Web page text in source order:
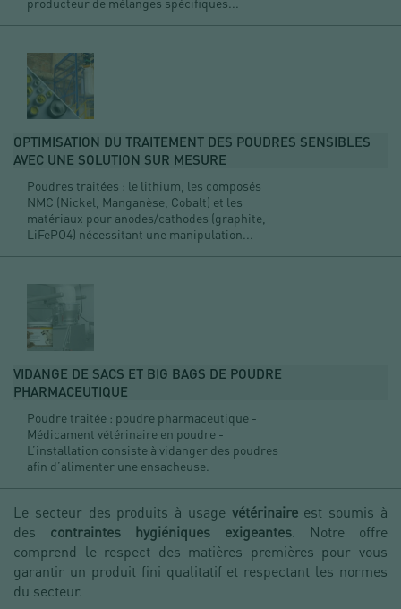
OPTIMISATION DU TRAITEMENT DES POUDRES SENSIBLES
AVEC UNE SOLUTION SUR MESURE
Poudres traitées : le lithium, les composés
NMC (Nickel, Manganèse, Cobalt) et les
matériaux pour anodes/cathodes (graphite,
LiFePO4) nécessitant une manipulation...
VIDANGE DE SACS ET BIG BAGS DE POUDRE
PHARMACEUTIQUE
Poudre traitée : poudre pharmaceutique -
Médicament vétérinaire en poudre -
L’installation consiste à vidanger des poudres
afin d’alimenter une ensacheuse.
Le secteur des produits à usage vétérinaireest soumis à
des contraintes hygiéniques exigeantes. Notre offre
comprend le respect des matières premières pour vous
garantir un produit fini qualitatif et respectant les normes
du secteur.